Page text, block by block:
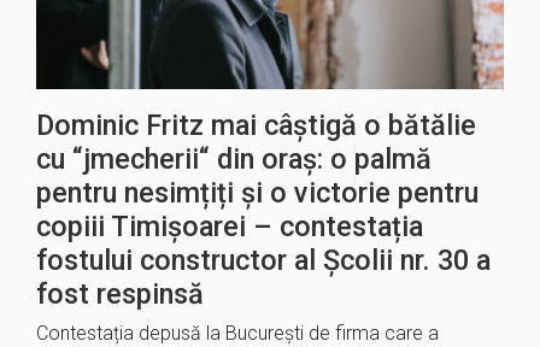
Dominic Fritz mai câștigă o bătălie
cu “jmecherii“ din oraș: o palmă
pentru nesimțiți și o victorie pentru
copiii Timișoarei – contestația
fostului constructor al Școlii nr. 30 a
fost respinsă
Contestația depusă la București de firma care a